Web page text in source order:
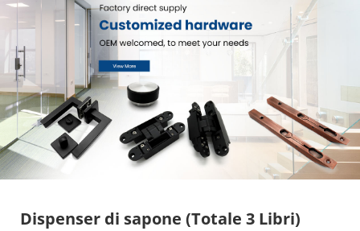
Dispenser di sapone (Totale 3 Libri)